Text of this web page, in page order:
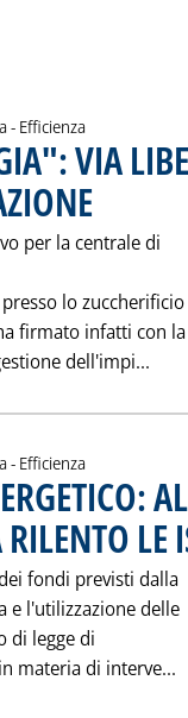
- Efficienza
VIA
per la centrale di
lo
firmato infatti con la
dell'impi...
- Efficienza
LE
fondi previsti dalla
e l'utilizzazione delle
di legge di
materia di interve...